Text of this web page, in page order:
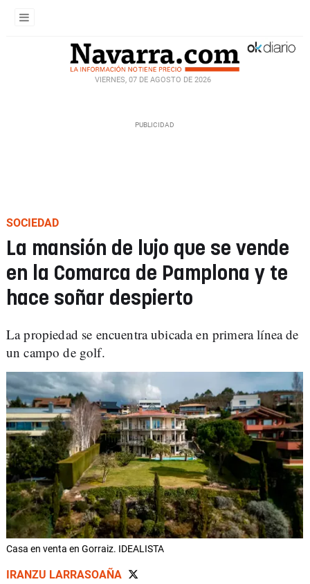
VIERNES, 07 DE AGOSTO DE 2026
SOCIEDAD
La mansión de lujo que se vende
en la Comarca de Pamplona y te
hace soñar despierto
La propiedad se encuentra ubicada en primera línea de
un campo de golf.
Casa en venta en Gorraiz. IDEALISTA
IRANZU LARRASOAÑA